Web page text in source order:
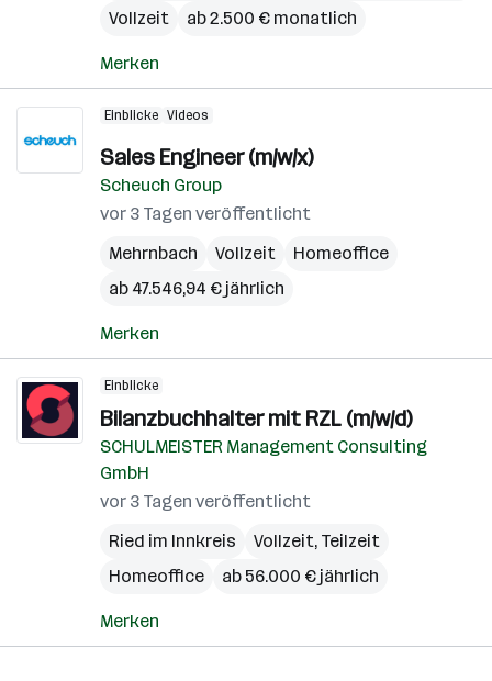
Vollzeit
ab 2.500 € monatlich
Merken
Einblicke Videos
Sales Engineer (m/w/x)
Scheuch Group
vor 3 Tagen veröffentlicht
Mehrnbach
Vollzeit
Homeoffice
ab 47.546,94 € jährlich
Merken
Einblicke
Bilanzbuchhalter mit RZL (m/w/d)
SCHULMEISTER Management Consulting
GmbH
vor 3 Tagen veröffentlicht
Ried im Innkreis
Vollzeit, Teilzeit
Homeoffice
ab 56.000 € jährlich
Merken